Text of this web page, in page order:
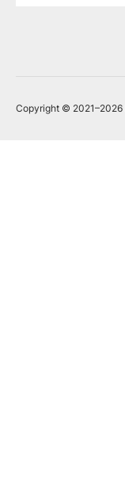
Copyright © 2021–2026